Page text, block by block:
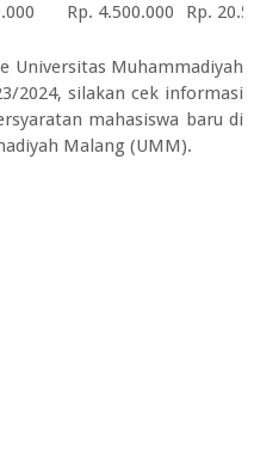
Rp. 4.500.000 Rp.
Universitas Muhammadiyah
2024, silakan cek informasi
mahasiswa baru di
Malang (UMM).